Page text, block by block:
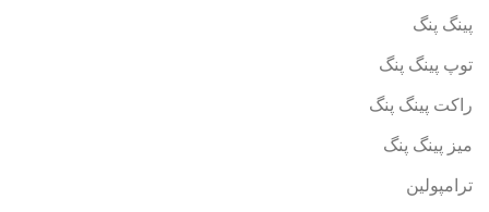
پینگ پنگ
توپ پینگ پنگ
راکت پینگ پنگ
میز پینگ پنگ
ترامپولین